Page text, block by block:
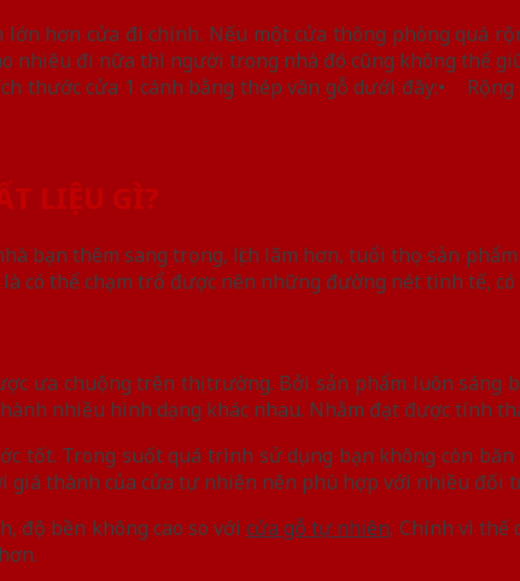
hơn cửa đi chính. Nếu một cửa thông phòng quá
nhiêu đi nữa thì người trong nhà đó cũng không thể
thước cửa 1 cánh bằng thép vân gỗ dưới đây:• Rộng
LIỆU GÌ?
bạn thêm sang trọng, lịch lãm hơn, tuổi thọ sản
có thể chạm trổ được nên những đường nét tinh tế, có
ưa chuộng trên thị trường. Bởi sản phẩm luôn sáng
nhiều hình dạng khác nhau. Nhằm đạt được tính
tốt. Trong suốt quá trình sử dụng bạn không còn băn
giá thành của cửa tự nhiên nên phù hợp với nhiều đối
độ bền không cao so vớicửa gỗ tự nhiên. Chính vì thế